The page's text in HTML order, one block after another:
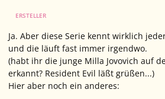
ERSTELLER
Ja. Aber diese Serie kennt wirklich
und die läuft fast immer irgendwo.
(habt ihr die junge Milla Jovovich auf
erkannt? Resident Evil läßt grüßen...)
Hier aber noch ein anderes: